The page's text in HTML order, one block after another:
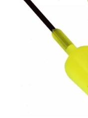
VLASCE
PRETEKÁRSKE